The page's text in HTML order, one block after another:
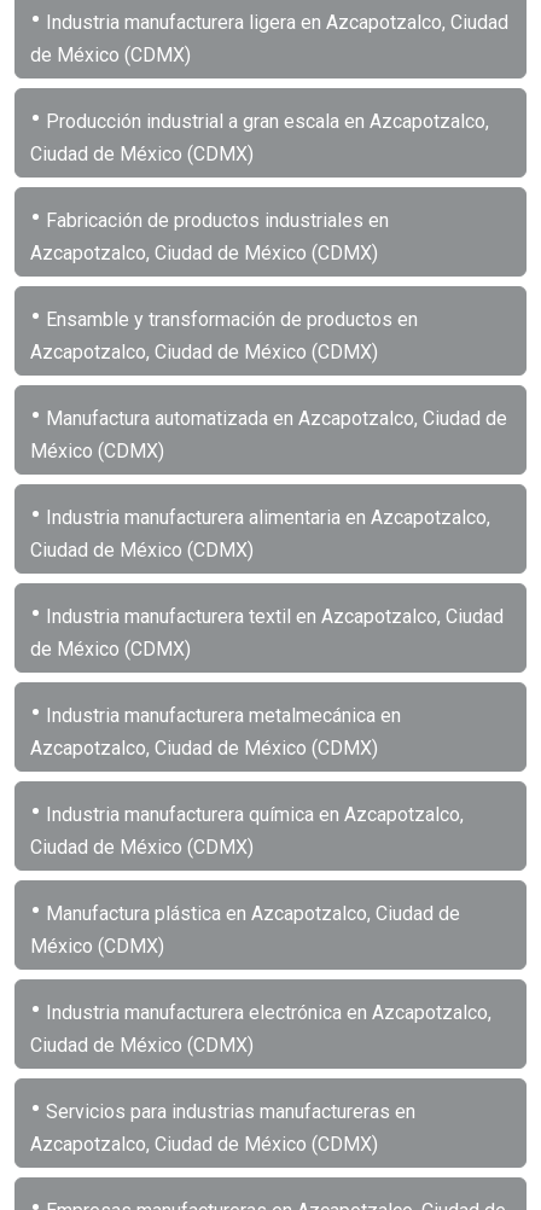
• Industria manufacturera ligera en Azcapotzalco, Ciudad
de México (CDMX)
• Producción industrial a gran escala en Azcapotzalco,
Ciudad de México (CDMX)
• Fabricación de productos industriales en
Azcapotzalco, Ciudad de México (CDMX)
• Ensamble y transformación de productos en
Azcapotzalco, Ciudad de México (CDMX)
• Manufactura automatizada en Azcapotzalco, Ciudad de
México (CDMX)
• Industria manufacturera alimentaria en Azcapotzalco,
Ciudad de México (CDMX)
• Industria manufacturera textil en Azcapotzalco, Ciudad
de México (CDMX)
• Industria manufacturera metalmecánica en
Azcapotzalco, Ciudad de México (CDMX)
• Industria manufacturera química en Azcapotzalco,
Ciudad de México (CDMX)
• Manufactura plástica en Azcapotzalco, Ciudad de
México (CDMX)
• Industria manufacturera electrónica en Azcapotzalco,
Ciudad de México (CDMX)
• Servicios para industrias manufactureras en
Azcapotzalco, Ciudad de México (CDMX)